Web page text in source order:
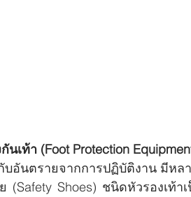
เท้า (Foot Protection
บอันตรายจากการปฏิบัติงาน มีหล
(Safety Shoes) ชนิดหัวรองเท้